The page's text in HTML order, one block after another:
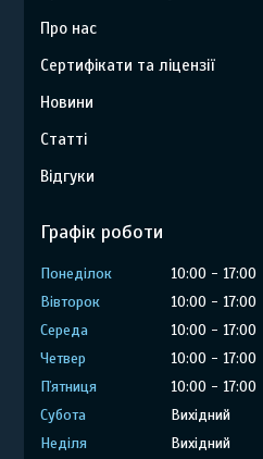
Про нас
Сертифікати та ліцензії
Новини
Статті
Відгуки
Графік роботи
Понеділок 10:00
17:00
Вівторок
10:00
17:00
Середа
10:00
17:00
Четвер
10:00
17:00
Пʼятниця
10:00
17:00
Субота
Вихідний
Неділя
Вихідний